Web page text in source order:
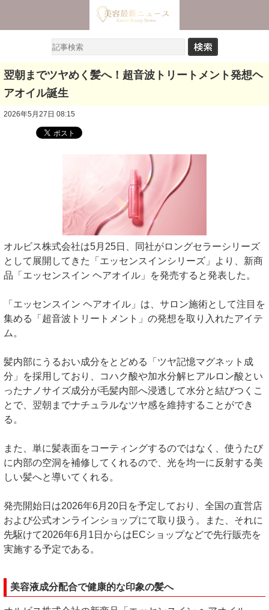
翌朝までツヤめく髪へ！超音波トリートメント発想ヘ
アオイル誕生
2026年5月27日 08:15
オルビス株式会社は5月25日、同社がロングセラーシリーズ
として展開してきた「エッセンスインシリーズ」より、新商
品「エッセンスイン ヘアオイル」を発売すると発表した。
「エッセンスイン ヘアオイル」は、サロン施術として注目を
集める「超音波トリートメント」の発想を取り入れたアイテ
ム。
髪内部にうるおい成分をとどめる「ツヤ記憶マグネット成
分」を採用しており、コハク酸や加水分解ヒアルロン酸とい
ったナノサイズ成分が毛髪内部へ浸透して水分と結びつくこ
とで、翌朝までナチュラルなツヤ感を維持することができ
る。
また、単に髪表面をコーティングするのではなく、使うたび
に内部の空洞を補修してくれるので、光を均一に反射する美
しい髪へと導いてくれる。
発売開始日は2026年6月20日を予定しており、全国の直営店
および公式オンラインショップにて取り扱う。また、それに
先駆けて2026年6月1日からはECショップなどで先行販売を
実施する予定である。
美容液成分配合で健康的な印象の髪へ